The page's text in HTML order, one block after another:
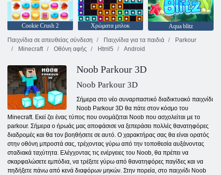
Cookie Crush 2 Χρώματα μπλοκ
Aqua blitz
Παιχνίδια σε απευθείας σύνδεση
Παιχνίδια για τα παιδιά
Parkour
Minecraft
Οθόνη αφής Html5 Android
Noob Parkour 3D
Noob Parkour 3D
Σήμερα στο νέο συναρπαστικό διαδικτυακό παιχνίδι
Noob Parkour 3D θα πάτε στον κόσμο του
Minecraft. Εκεί ζει ένας τύπος που ονομάζεται Noob που ασχολείται με το
parkour. Σήμερα ο ήρωάς μας αποφάσισε να ξεπεράσει πολλές θανατηφόρες
διαδρομές και θα τον βοηθήσετε σε αυτό. Ο χαρακτήρας σας θα είναι ορατός
στην οθόνη μπροστά σας, τρέχοντας γύρω από την τοποθεσία αυξάνοντας
σταδιακά ταχύτητα. Ελέγχοντας τις ενέργειες του Noob, θα πρέπει να
σκαρφαλώσετε εμπόδια, να τρέξετε γύρω από θανατηφόρες παγίδες και να
πηδήξετε πάνω από κενά διαφόρων μηκών. Στην πορεία, στο παιχνίδι Noob